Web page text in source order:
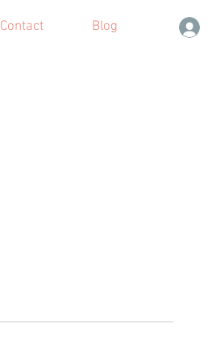
Contact Blog